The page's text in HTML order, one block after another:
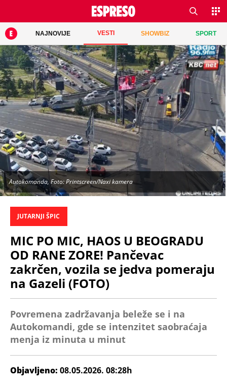
NAJNOVIJE VESTI SHOWBIZ SPORT
Autokomanda, Foto: Printscreen/Naxi kamera
JUTARNJI ŠPIC
MIC PO MIC, HAOS U BEOGRADU
OD RANE ZORE! Pančevac
zakrčen, vozila se jedva pomeraju
na Gazeli (FOTO)
Povremena zadržavanja beleže se i na
Autokomandi, gde se intenzitet saobraćaja
menja iz minuta u minut
Objavljeno: 08.05.2026. 08:28h